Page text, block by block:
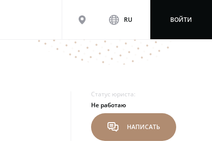
map www RU ВОЙТИ
Статус юриста:
Не работаю
chat НАПИСАТЬ